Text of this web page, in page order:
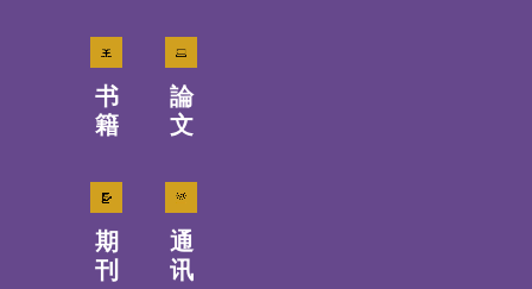
书
籍
論
文
期
刊
通
讯